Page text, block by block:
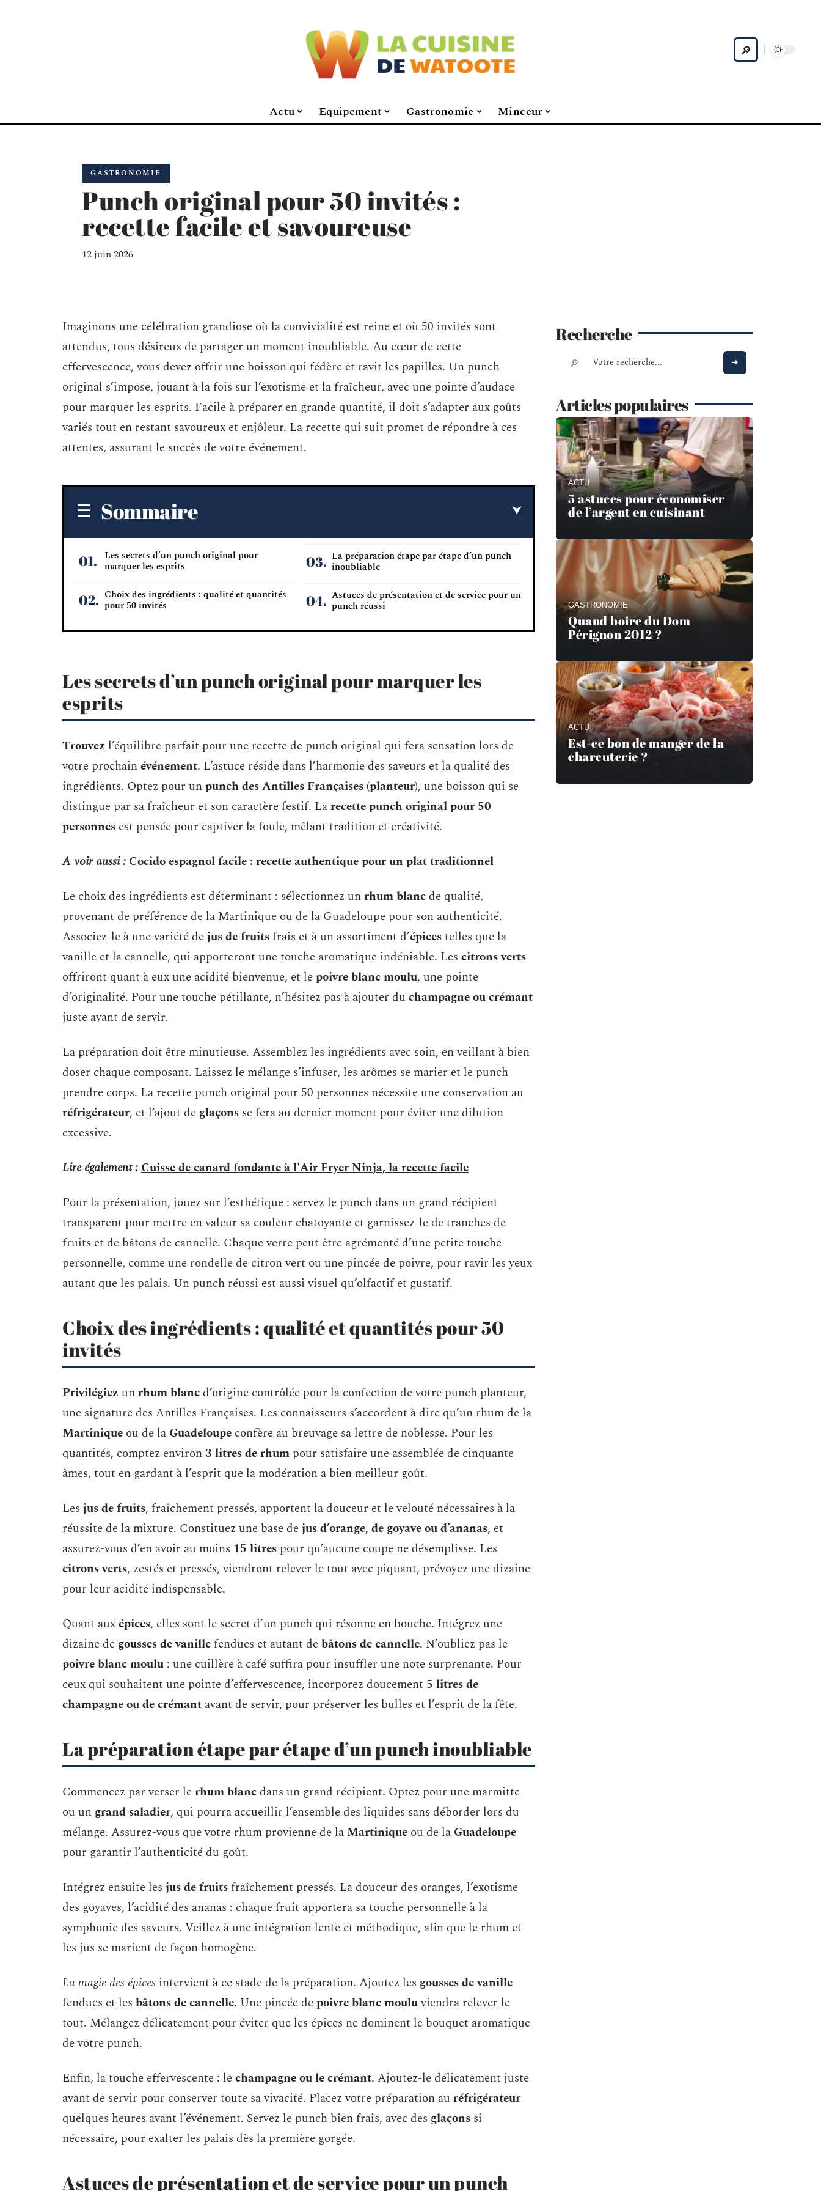
Actu Equipement Gastronomie Minceur
GASTRONOMIE
Punch original pour 50 invités :
recette facile et savoureuse
12 juin 2026
Imaginons une célébration grandiose où la convivialité est reine et où 50 invités sont
attendus, tous désireux de partager un moment inoubliable. Au cœur de cette
effervescence, vous devez offrir une boisson qui fédère et ravit les papilles. Un punch
original s’impose, jouant à la fois sur l’exotisme et la fraîcheur, avec une pointe d’audace
pour marquer les esprits. Facile à préparer en grande quantité, il doit s’adapter aux goûts
variés tout en restant savoureux et enjôleur. La recette qui suit promet de répondre à ces
attentes, assurant le succès de votre événement.
Sommaire
Les secrets d’un punch original pour
marquer les esprits
Choix des ingrédients : qualité et quantités
pour 50 invités
La préparation étape par étape d’un punch
inoubliable
Astuces de présentation et de service pour un
punch réussi
Les secrets d’un punch original pour marquer les
esprits
Trouvez l’équilibre parfait pour une recette de punch original qui fera sensation lors de
votre prochainévénement. L’astuce réside dans l’harmonie des saveurs et la qualité des
ingrédients. Optez pour unpunch des Antilles Françaises (planteur), une boisson qui se
distingue par sa fraîcheur et son caractère festif. Larecette punch original pour 50
personnes est pensée pour captiver la foule, mêlant tradition et créativité.
A voir aussi :Cocido espagnol facile : recette authentique pour un plat traditionnel
Le choix des ingrédients est déterminant : sélectionnez unrhum blancde qualité,
provenant de préférence de la Martinique ou de la Guadeloupe pour son authenticité.
Associez-le à une variété dejus de fruitsfrais et à un assortiment d’épicestelles que la
vanille et la cannelle, qui apporteront une touche aromatique indéniable. Les citrons verts
offriront quant à eux une acidité bienvenue, et lepoivre blanc moulu, une pointe
d’originalité. Pour une touche pétillante, n’hésitez pas à ajouter du champagne ou crémant
juste avant de servir.
La préparation doit être minutieuse. Assemblez les ingrédients avec soin, en veillant à bien
doser chaque composant. Laissez le mélange s’infuser, les arômes se marier et le punch
prendre corps. La recette punch original pour 50 personnes nécessite une conservation au
réfrigérateur, et l’ajout de glaçons se fera au dernier moment pour éviter une dilution
excessive.
Lire également :Cuisse de canard fondante à l'Air Fryer Ninja, la recette facile
Pour la présentation, jouez sur l’esthétique : servez le punch dans un grand récipient
transparent pour mettre en valeur sa couleur chatoyante et garnissez-le de tranches de
fruits et de bâtons de cannelle. Chaque verre peut être agrémenté d’une petite touche
personnelle, comme une rondelle de citron vert ou une pincée de poivre, pour ravir les yeux
autant que les palais. Un punch réussi est aussi visuel qu’olfactif et gustatif.
Choix des ingrédients : qualité et quantités pour 50
invités
Privilégiez unrhum blancd’origine contrôlée pour la confection de votre punch planteur,
une signature des Antilles Françaises. Les connaisseurs s’accordent à dire qu’un rhum de la
Martinique ou de la Guadeloupe confère au breuvage sa lettre de noblesse. Pour les
quantités, comptez environ3 litres de rhum pour satisfaire une assemblée de cinquante
âmes, tout en gardant à l’esprit que la modération a bien meilleur goût.
Les jus de fruits, fraîchement pressés, apportent la douceur et le velouté nécessaires à la
réussite de la mixture. Constituez une base dejus d’orange, de goyave ou d’ananas, et
assurez-vous d’en avoir au moins 15 litres pour qu’aucune coupe ne désemplisse. Les
citrons verts, zestés et pressés, viendront relever le tout avec piquant, prévoyez une dizaine
pour leur acidité indispensable.
Quant auxépices, elles sont le secret d’un punch qui résonne en bouche. Intégrez une
dizaine de gousses de vanillefendues et autant debâtons de cannelle. N’oubliez pas le
poivre blanc moulu : une cuillère à café suffira pour insuffler une note surprenante. Pour
ceux qui souhaitent une pointe d’effervescence, incorporez doucement 5 litres de
champagne ou de crémant avant de servir, pour préserver les bulles et l’esprit de la fête.
La préparation étape par étape d’un punch inoubliable
Commencez par verser lerhum blancdans un grand récipient. Optez pour une marmitte
ou un grand saladier, qui pourra accueillir l’ensemble des liquides sans déborder lors du
mélange. Assurez-vous que votre rhum provienne de la Martinique ou de la Guadeloupe
pour garantir l’authenticité du goût.
Intégrez ensuite les jus de fruitsfraîchement pressés. La douceur des oranges, l’exotisme
des goyaves, l’acidité des ananas : chaque fruit apportera sa touche personnelle à la
symphonie des saveurs. Veillez à une intégration lente et méthodique, afin que le rhum et
les jus se marient de façon homogène.
La magie des épices intervient à ce stade de la préparation. Ajoutez les gousses de vanille
fendues et les bâtons de cannelle. Une pincée depoivre blanc mouluviendra relever le
tout. Mélangez délicatement pour éviter que les épices ne dominent le bouquet aromatique
de votre punch.
Enfin, la touche effervescente : lechampagne ou le crémant. Ajoutez-le délicatement juste
avant de servir pour conserver toute sa vivacité. Placez votre préparation au réfrigérateur
quelques heures avant l’événement. Servez le punch bien frais, avec des glaçons si
nécessaire, pour exalter les palais dès la première gorgée.
Astuces de présentation et de service pour un punch
Recherche
Articles populaires
ACTU
5 astuces pour économiser
de l’argent en cuisinant
GASTRONOMIE
Quand boire du Dom
Pérignon 2012 ?
ACTU
Est-ce bon de manger de la
charcuterie ?